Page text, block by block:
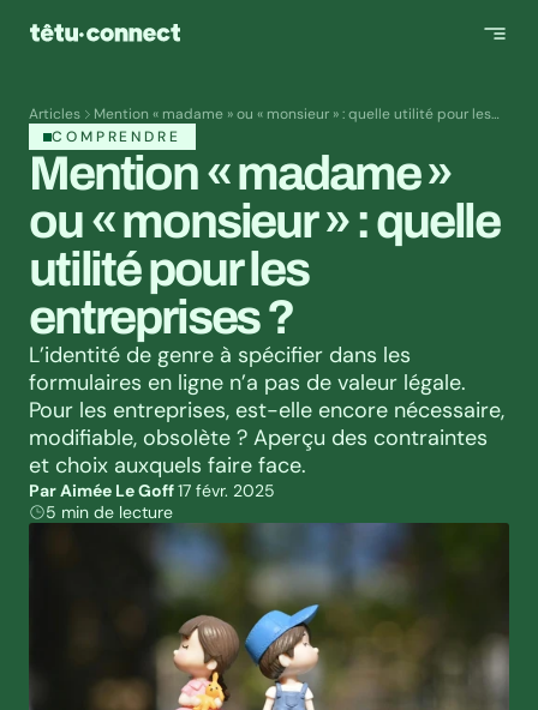
Articles
Mention « madame » ou « monsieur » : quelle utilité pour les
entreprises ?
COMPRENDRE
Mention « madame »
ou « monsieur » : quelle
utilité pour les
entreprises ?
L’identité de genre à spécifier dans les
formulaires en ligne n’a pas de valeur légale.
Pour les entreprises, est-elle encore nécessaire,
modifiable, obsolète ? Aperçu des contraintes
et choix auxquels faire face.
Par Aimée Le Goff 17 févr. 2025
5 min de lecture